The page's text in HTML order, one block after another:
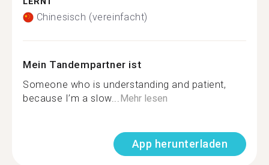
Chinesisch (vereinfacht)
Mein Tandempartner ist
Someone who is understanding and patient,
because I’m a slow...Mehr lesen
App herunterladen